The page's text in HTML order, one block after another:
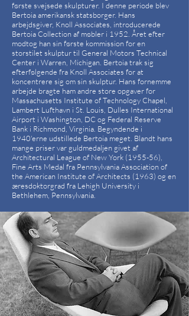
første svejsede skulpturer. I denne periode blev
Bertoia amerikansk statsborger. Hans
arbejdsgiver, Knoll Associates, introducerede
Bertoia Collection af møbler i 1952. Året efter
modtog han sin første kommission for en
storstilet skulptur til General Motors Technical
Center i Warren, Michigan. Bertoia trak sig
efterfølgende fra Knoll Associates for at
koncentrere sig om sin skulptur. Hans fornemme
arbejde bragte ham andre store opgaver for
Massachusetts Institute of Technology Chapel,
Lambert Lufthavn i St. Louis, Dulles International
Airport i Washington, DC og Federal Reserve
Bank i Richmond, Virginia. Begyndende i
1940'erne udstillede Bertoia meget. Blandt hans
mange priser var guldmedaljen givet af
Architectural League of New York (1955-56),
Fine Arts Medal fra Pennsylvania Association of
the American Institute of Architects (1963) og en
æresdoktorgrad fra Lehigh University i
Bethlehem, Pennsylvania.